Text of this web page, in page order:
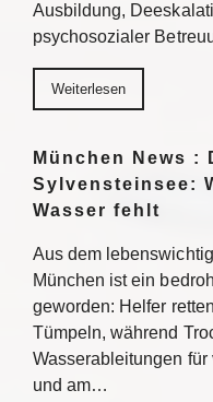
Ausbildung,
psychosozialer
Weiterlesen
München News :
Sylvensteinsee:
Wasser fehlt
Aus dem
München ist ein
geworden: Helfer
Tümpeln, während
Wasserableitungen
und am…